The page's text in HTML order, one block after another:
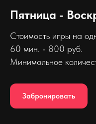
Пятница -
Стоимость игры на
60 мин. - 800 руб.
Минимальное
Забронировать